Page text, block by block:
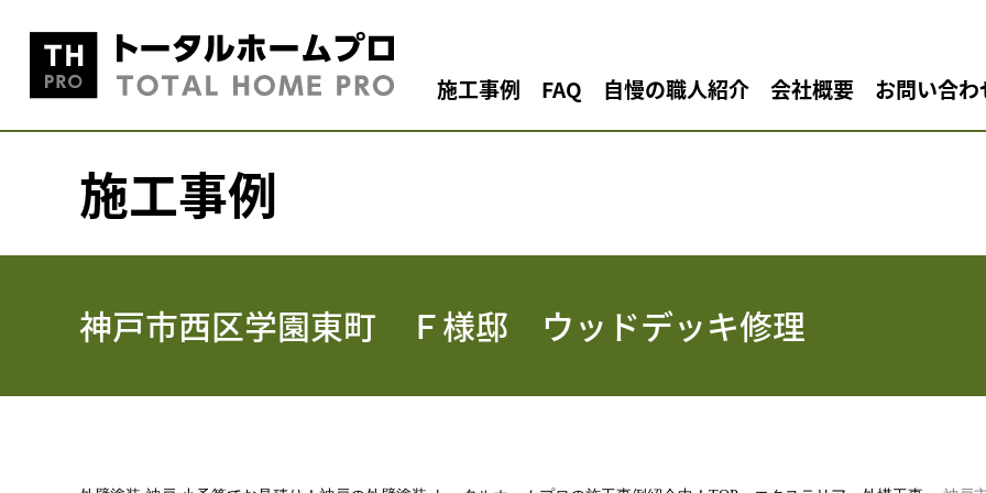
施工事例 FAQ 自慢の職人紹介 会社概要 お問い合わ
施工事例
神戸市西区学園東町 Ｆ様邸 ウッドデッキ修理